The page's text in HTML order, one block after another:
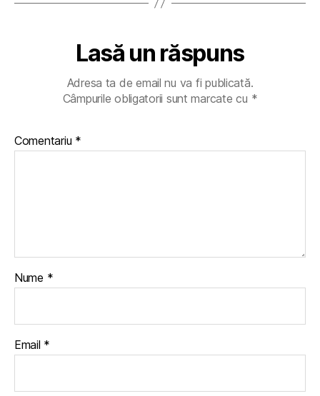
Lasă un răspuns
Adresa ta de email nu va fi publicată.
Câmpurile obligatorii sunt marcate cu *
Comentariu *
Nume *
Email *